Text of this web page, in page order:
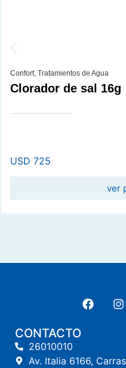
Confort Tratamientos de Agua
Clorador de sal 16g
USD 725
ver
CONTACTO
26010010
Av. Italia 6166,